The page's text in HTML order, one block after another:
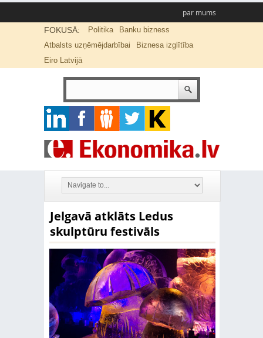
par mums
FOKUSĀ: Politika
Banku bizness
Atbalsts uzņēmējdarbībai
Biznesa izglītība
Eiro Latvijā
Jelgavā atklāts Ledus
skulptūru festivāls